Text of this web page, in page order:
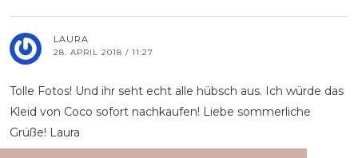
LAURA
28. APRIL 2018 / 11:27
Tolle Fotos! Und ihr seht echt alle hübsch aus. Ich würde das
Kleid von Coco sofort nachkaufen! Liebe sommerliche
Grüße! Laura